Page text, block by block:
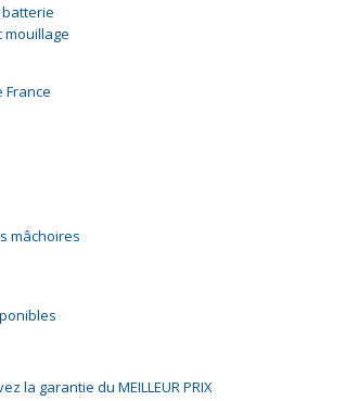
mouillage
France
mâchoires
la garantie du MEILLEUR PRIX